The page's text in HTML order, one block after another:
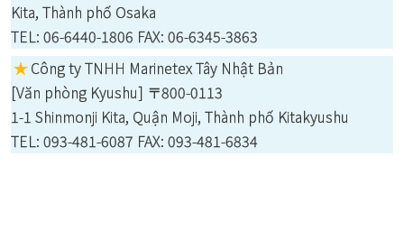
Kita, Thành phố Osaka
TEL: 06-6440-1806 FAX: 06-6345-3863
★Công ty TNHH Marinetex Tây Nhật Bản
[Văn phòng Kyushu] 〒800-0113
1-1 Shinmonji Kita, Quận Moji, Thành phố Kitakyushu
TEL: 093-481-6087 FAX: 093-481-6834